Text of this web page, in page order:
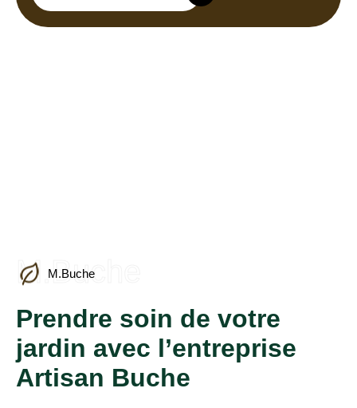
M.Buche
M.Buche
Prendre soin de votre
jardin avec l’entreprise
Artisan Buche